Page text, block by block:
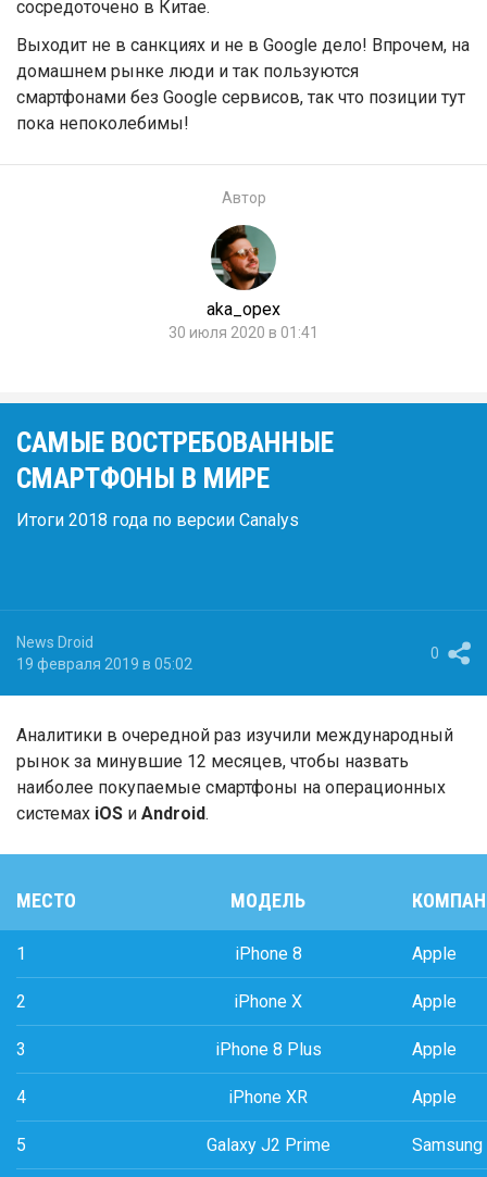
сосредоточено в Китае.
Выходит не в санкциях и не в Google дело! Впрочем, на
домашнем рынке люди и так пользуются
смартфонами без Google сервисов, так что позиции тут
пока непоколебимы!
Автор
aka_opex
30 июля 2020 в 01:41
САМЫЕ ВОСТРЕБОВАННЫЕ
СМАРТФОНЫ В МИРЕ
Итоги 2018 года по версии Canalys
News Droid
19 февраля 2019 в 05:02
0
Аналитики в очередной раз изучили международный
рынок за минувшие 12 месяцев, чтобы назвать
наиболее покупаемые смартфоны на операционных
системах iOS и Android.
МЕСТО МОДЕЛЬ
1 iPhone 8 Apple
2 iPhone X Apple
3 iPhone 8 Plus Apple
4 iPhone XR Apple
5 Galaxy J2 Prime Samsung